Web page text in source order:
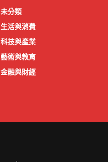
未分類
生活與消費
科技與產業
藝術與教育
金融與財經